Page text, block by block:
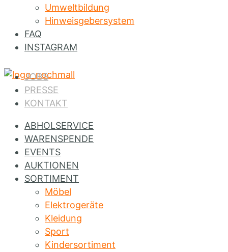
Umweltbildung
Hinweisgebersystem
FAQ
INSTAGRAM
JOBS
PRESSE
KONTAKT
ABHOLSERVICE
WARENSPENDE
EVENTS
AUKTIONEN
SORTIMENT
Möbel
Elektrogeräte
Kleidung
Sport
Kindersortiment